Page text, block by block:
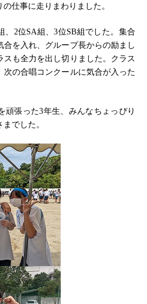
仕事に走りまわりました。
、2位SA組、3位SB組でした。集合
を入れ、グループ長からの励まし
スも全力を出し切りました。クラス
次の合唱コンクールに気合が入った
頑張った3年生、みんなちょっぴり
でした。